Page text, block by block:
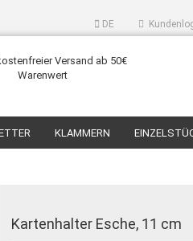
DE
Versand ab 50€
Warenwert
KLAMMERN
Kartenhalter Esche, 11 cm